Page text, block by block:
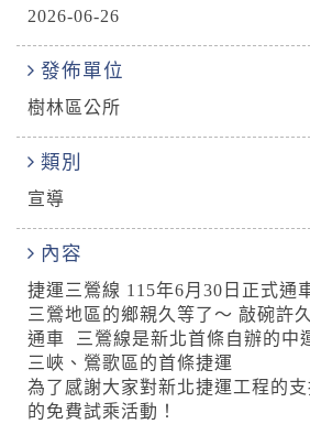
2026-06-26
發佈單位
樹林區公所
類別
宣導
內容
捷運三鶯線 115年6月30日正式通
三鶯地區的鄉親久等了～ 敲碗許
通車 ​ 三鶯線是新北首條自辦的中
三峽、鶯歌區的首條捷運
為了感謝大家對新北捷運工程的
的免費試乘活動！ ​